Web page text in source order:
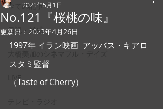
全ての記事
日記・雑感
LIVE
No.121『桜桃の味』
2021年5月1日
更新日： 2023年4月26日
1997年 イラン映画  アッバス・キアロ
スタミ監督
（Taste of Cherry）